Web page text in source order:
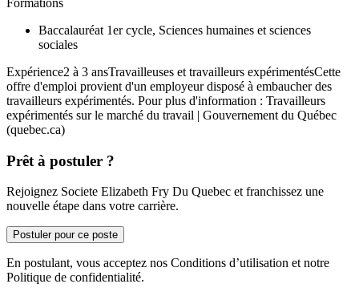
Formations
Baccalauréat 1er cycle, Sciences humaines et sciences
sociales
Expérience2 à 3 ansTravailleuses et travailleurs expérimentésCette
offre d'emploi provient d'un employeur disposé à embaucher des
travailleurs expérimentés. Pour plus d'information : Travailleurs
expérimentés sur le marché du travail | Gouvernement du Québec
(quebec.ca)
Prêt à postuler ?
Rejoignez Societe Elizabeth Fry Du Quebec et franchissez une
nouvelle étape dans votre carrière.
Postuler pour ce poste
En postulant, vous acceptez nos Conditions d’utilisation et notre
Politique de confidentialité.